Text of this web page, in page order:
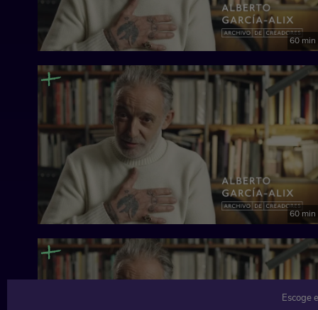
60 min
60 min
Escoge